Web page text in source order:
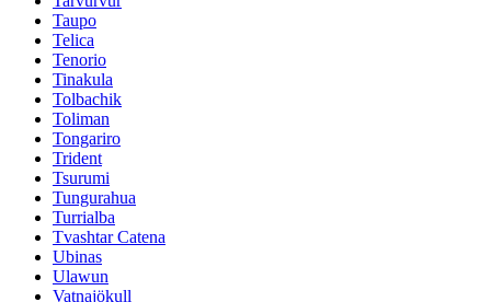
Taupo
Telica
Tenorio
Tinakula
Tolbachik
Toliman
Tongariro
Trident
Tsurumi
Tungurahua
Turrialba
Tvashtar Catena
Ubinas
Ulawun
Vatnajökull